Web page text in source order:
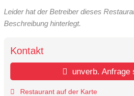
Leider hat der Betreiber dieses
Beschreibung hinterlegt.
Kontakt
unverb. Anfrage
Restaurant auf der Karte